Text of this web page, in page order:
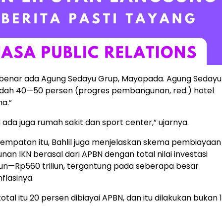
ada Agung Sedayu Grup, Mayapada. Agung Sedayu
40—50 persen (progres pembangunan, red.) hotel
ada juga rumah sakit dan sport center,” ujarnya.
itu, Bahlil juga menjelaskan skema pembiayaan
IKN berasal dari APBN dengan total nilai investasi
triliun, tergantung pada seberapa besar
itu 20 persen dibiayai APBN, dan itu dilakukan bukan 1